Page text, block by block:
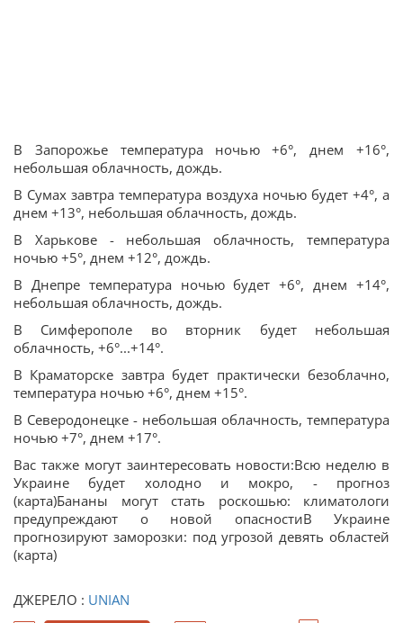
В Запорожье температура ночью +6°, днем +16°,
небольшая облачность, дождь.
В Сумах завтра температура воздуха ночью будет +4°, а
днем +13°, небольшая облачность, дождь.
В Харькове - небольшая облачность, температура
ночью +5°, днем +12°, дождь.
В Днепре температура ночью будет +6°, днем +14°,
небольшая облачность, дождь.
В Симферополе во вторник будет небольшая
облачность, +6°...+14°.
В Краматорске завтра будет практически безоблачно,
температура ночью +6°, днем +15°.
В Северодонецке - небольшая облачность, температура
ночью +7°, днем +17°.
Вас также могут заинтересовать новости:Всю неделю в
Украине будет холодно и мокро, - прогноз
(карта)Бананы могут стать роскошью: климатологи
предупреждают о новой опасностиВ Украине
прогнозируют заморозки: под угрозой девять областей
(карта)
ДЖЕРЕЛО : UNIAN